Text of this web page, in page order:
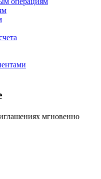
мгновенно